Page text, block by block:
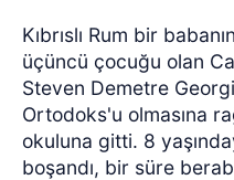
Kıbrıslı Rum bir
üçüncü çocuğu olan
Steven Demetre
Ortodoks'u olmasına
okuluna gitti. 8
boşandı, bir süre